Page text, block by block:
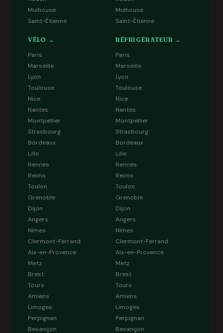
Mulhouse
Saint-Étienne
Mulhouse
Saint-Étienne
VÉLO →
Paris
Marseille
Lyon
Toulouse
Nice
Nantes
Montpellier
Strasbourg
Bordeaux
Lille
Rennes
Reims
Toulon
Grenoble
Dijon
Angers
Nîmes
Clermont-Ferrand
Aix-en-Provence
Metz
Brest
Tours
Amiens
Limoges
Perpignan
Besançon
RÉFRIGÉRATEUR →
Paris
Marseille
Lyon
Toulouse
Nice
Nantes
Montpellier
Strasbourg
Bordeaux
Lille
Rennes
Reims
Toulon
Grenoble
Dijon
Angers
Nîmes
Clermont-Ferrand
Aix-en-Provence
Metz
Brest
Tours
Amiens
Limoges
Perpignan
Besançon